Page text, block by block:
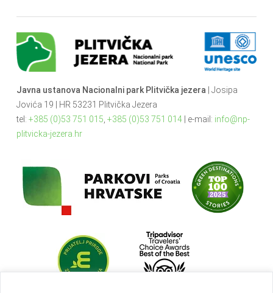
Javna ustanova Nacionalni park Plitvička jezera| Josipa
Jovića 19 | HR 53231 Plitvička Jezera
tel: +385 (0)53 751 015, +385 (0)53 751 014| e-mail: info@np-
plitvicka-jezera.hr